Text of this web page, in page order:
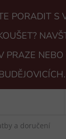
PORADIT S
PRAZE NEBO
a doručení